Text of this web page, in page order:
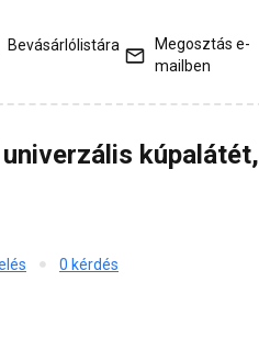
Bevásárlólistára
Megosztás e-
mailben
kúpalátét,
0 kérdés